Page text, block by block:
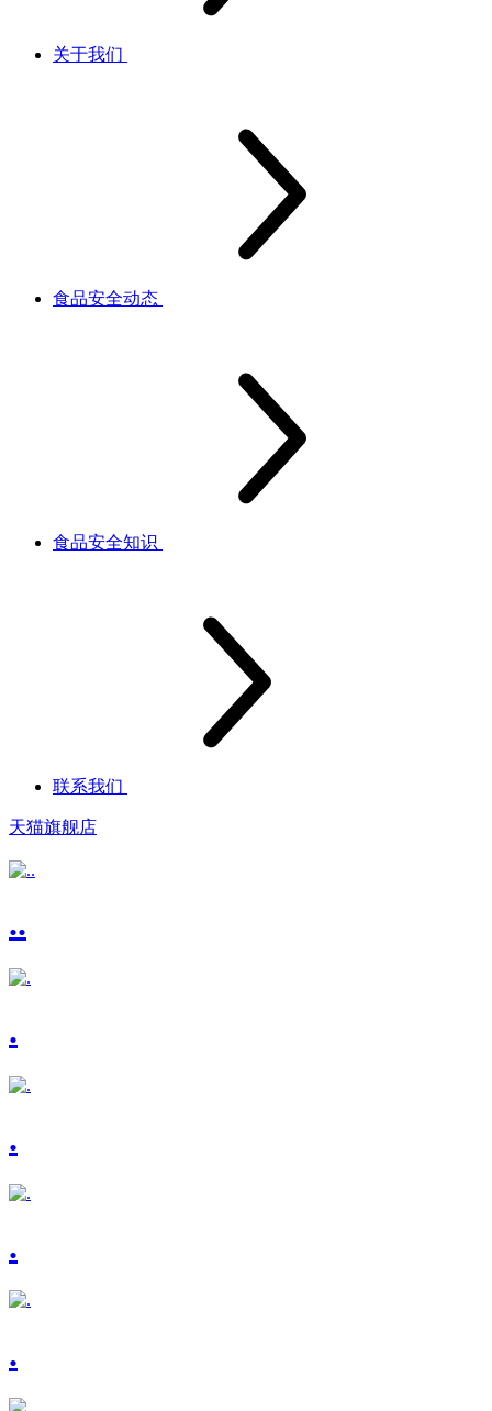
关于我们
食品安全动态
食品安全知识
联系我们
天猫旗舰店
..
.
.
.
.